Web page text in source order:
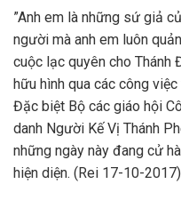
”Anh em là những sứ giả
người mà anh em luôn
cuộc lạc quyên cho
hữu hình qua các công
Đặc biệt Bộ các giáo hội
danh Người Kế Vị Thánh
những ngày này đang cử
hiện diện. (Rei 17-10-2017)